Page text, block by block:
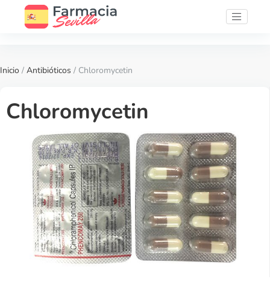
Inicio / Antibióticos / Chloromycetin
Chloromycetin